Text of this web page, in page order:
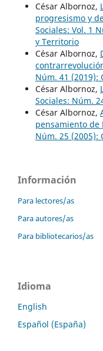
César Albornoz,
progresismo y
Sociales: Vol. 1
y Territorio
César Albornoz,
Núm. 41
César Albornoz,
Sociales: Núm.
César Albornoz,
pensamiento de
Núm. 25 (2005):
Información
Para lectores/as
Para autores/as
Para bibliotecarios/as
Idioma
English
Español (España)